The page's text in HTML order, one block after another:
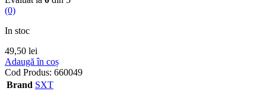
(0)
In stoc
49,50 lei
Adaugă în coș
Cod Produs: 660049
Brand SXT